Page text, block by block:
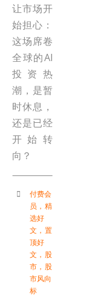
让市场开
始担心：
这场席卷
全球的AI
投资热
潮，是暂
时休息，
还是已经
开始转
向？
付费会
员 ， 精
选好
文 ， 置
顶好
文 ， 股
市 ， 股
市风向
标